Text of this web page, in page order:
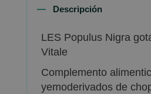
Descripción
LES Populus Nigra
Vitale
Complemento
yemoderivados de